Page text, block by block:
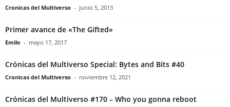
Cronicas del Multiverso - junio 5, 2013
Primer avance de «The Gifted»
Emile - mayo 17, 2017
Crónicas del Multiverso Special: Bytes and Bits #40
Cronicas del Multiverso - noviembre 12, 2021
Crónicas del Multiverso #170 – Who you gonna reboot